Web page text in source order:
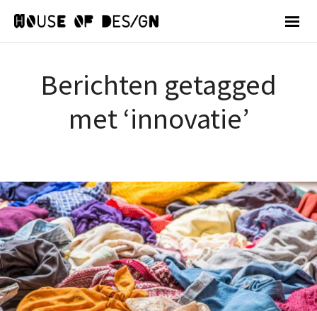
Berichten getagged
met ‘innovatie’